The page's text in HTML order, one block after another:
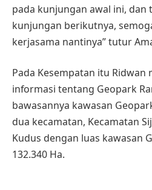
pada kunjungan awal ini, dan
kunjungan berikutnya,
kerjasama nantinya” tutur
Pada Kesempatan itu Ridwan
informasi tentang Geopark
bawasannya kawasan
dua kecamatan, Kecamatan
Kudus dengan luas kawasan
132.340 Ha.